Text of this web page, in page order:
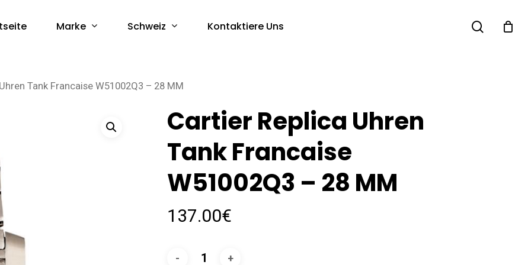
Marke Schweiz Kontaktiere Uns search
Tank Francaise W51002Q3 – 28 MM
Cartier Replica Uhren
Tank Francaise
W51002Q3 – 28 MM
137.00€